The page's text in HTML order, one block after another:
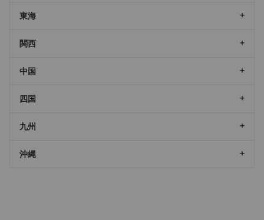
東海
関西
中国
四国
九州
沖縄